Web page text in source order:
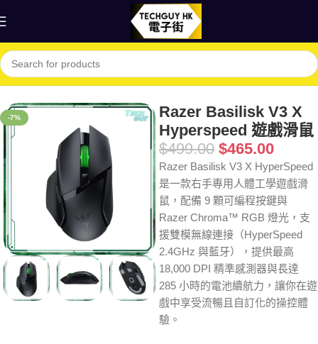
首頁 Shop 電腦 滑鼠
-7%
Razer Basilisk V3 X
Hyperspeed 遊戲滑鼠
$499.00 $465.00
Razer Basilisk V3 X HyperSpeed
是一款右手專用人體工學遊戲滑
鼠，配備 9 顆可編程按鍵與
Razer Chroma™ RGB 燈光，支
援雙模無線連接（HyperSpeed
2.4GHz 與藍牙），提供最高
18,000 DPI 精準感測器與長達
285 小時的電池續航力，讓你在遊
戲中享受流暢且自訂化的操控體
驗。